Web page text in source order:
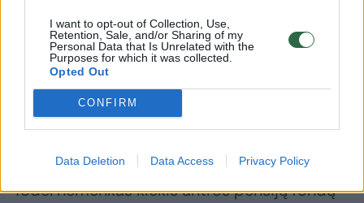
I want to opt-out of Collection, Use,
Retention, Sale, and/or Sharing of my
Personal Data that Is Unrelated with the
Purposes for which it was collected.
Opted Out
CONFIRM
Data Deletion Data Access Privacy Policy
Šiuo metu investuotojai, baimindamiesi
recesijos, pašnekovo teigimu, pardavinėja
savo aktyvus. Kiti gi laukia, kad konfliktas
gretai baigsis ir jie galės prisipirkti daug
nuvertėjusio turto.
Todėl nemenkas kiekis antros pensijų fondų